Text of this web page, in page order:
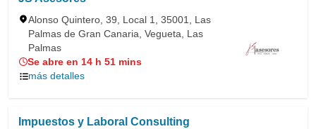
Alonso Quintero, 39, Local 1, 35001, Las
Palmas de Gran Canaria, Vegueta, Las
Palmas
Se abre en 14 h 51 mins
más detalles
Impuestos y Laboral Consulting